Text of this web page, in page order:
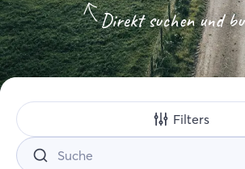
Übernachten
Essen trinken
Aktivitäten
Einkaufen
Wo
Oostburg
Wähle ein Thema
Radfahren und
Suche
Direkt suchen und
Filters